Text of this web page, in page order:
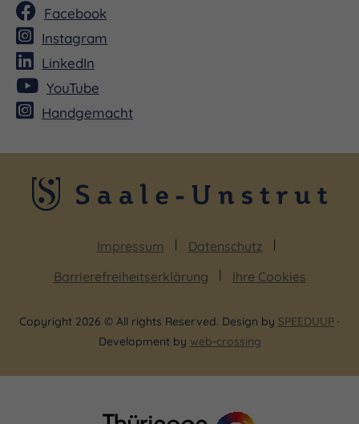
Facebook
Instagram
LinkedIn
YouTube
Handgemacht
Impressum
Datenschutz
Barrierefreiheitserklärung
Ihre Cookies
Copyright 2026 © All rights Reserved. Design by SPEEDUUP ·
Development by web-crossing